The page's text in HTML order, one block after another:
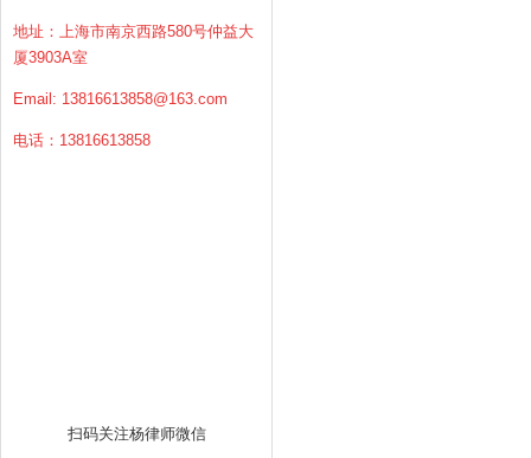
地址：上海市南京西路580号仲益大
厦3903A室
Email: 13816613858@163.com
电话：13816613858
扫码关注杨律师微信